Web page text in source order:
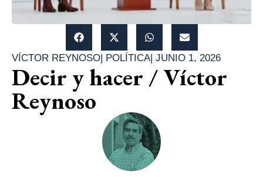
VÍCTOR REYNOSO| POLÍTICA| JUNIO 1, 2026
Decir y hacer / Víctor
Reynoso